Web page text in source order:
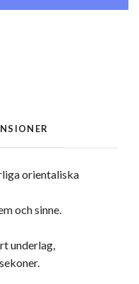
orientaliska
och sinne.
underlag,